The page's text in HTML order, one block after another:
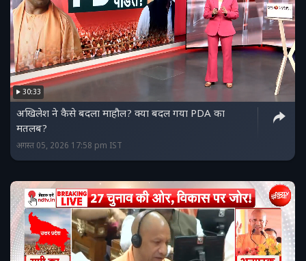
30:33
अखिलेश ने कैसे बदला माहौल? क्या बदल गया PDA का
मतलब?
अगस्त 05, 2026 17:58 pm IST